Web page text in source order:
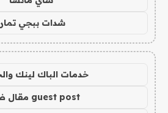
شدات ببجي
خدمات الباك لينك
guest post مقال ضيف